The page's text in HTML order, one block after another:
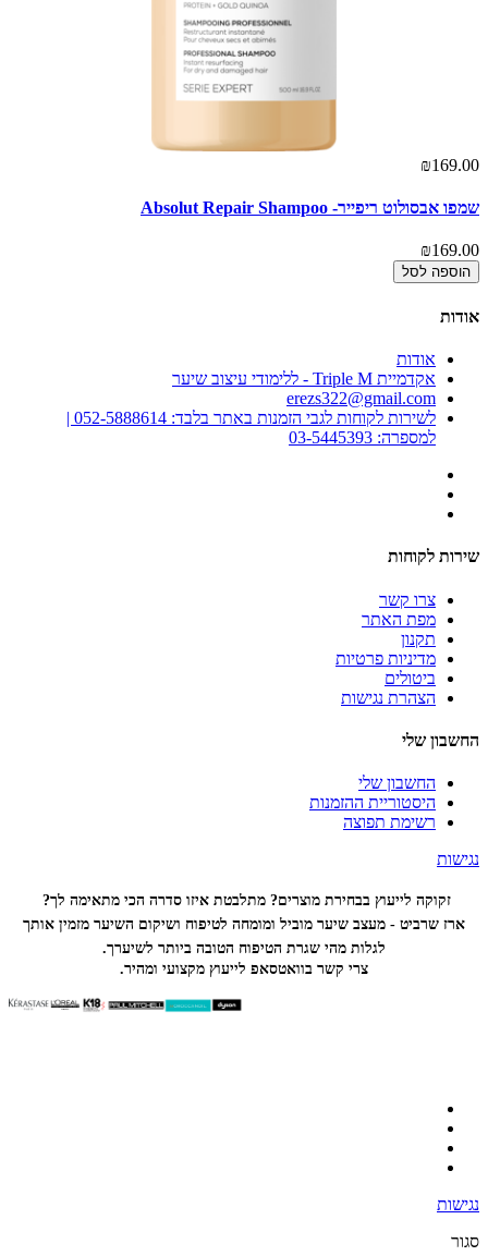
₪169.00
שמפו אבסולוט ריפייר- Absolut Repair Shampoo
₪169.00
הוספה לסל
אודות
אודות
אקדמיית Triple M - ללימודי עיצוב שיער
erezs322@gmail.com
לשירות לקוחות לגבי הזמנות באתר בלבד: 052-5888614 |
למספרה: 03-5445393
שירות לקוחות
צרו קשר
מפת האתר
תקנון
מדיניות פרטיות
ביטולים
הצהרת נגישות
החשבון שלי
החשבון שלי
היסטוריית ההזמנות
רשימת תפוצה
נגישות
זקוקה לייעוץ בבחירת מוצרים? מתלבטת איזו סדרה הכימתאימה לך?
ארז שרביט - מעצב שיער מוביל ומומחה לטיפוח ושיקום השיער מזמין אותך
לגלות מהי שגרת הטיפוח הטובה ביותר לשיערך.
צרי קשר בוואטסאפ לייעוץ מקצועי ומהיר.
נגישות
סגור